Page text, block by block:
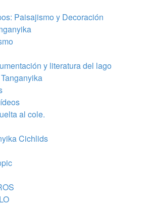
Paisajismo y Decoración
y literatura del lago
al cole.
Cichlids